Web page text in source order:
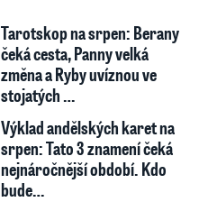
Tarotskop na srpen: Berany
čeká cesta, Panny velká
změna a Ryby uvíznou ve
stojatých …
Výklad andělských karet na
srpen: Tato 3 znamení čeká
nejnáročnější období. Kdo
bude…